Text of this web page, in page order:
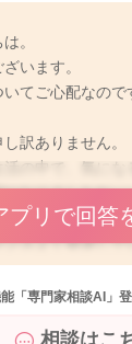
。
います。
てご心配なので
訳ありません。
活の中で、気にな
になりましたね。
んが出来るとされ
ンスよく発達して
た、お座りが
の発達が早かっ
プリで回答
「専門家相談AI」
相談はこ